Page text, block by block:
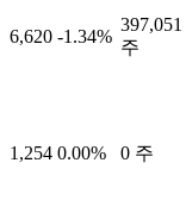
6,620 -1.34%
397,051
주
1,254 0.00% 0 주